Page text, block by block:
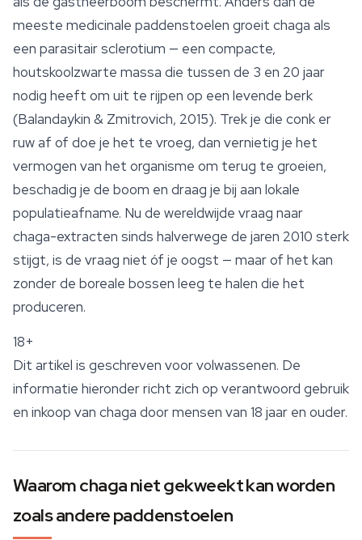
meeste medicinale paddenstoelen groeit chaga als
een parasitair sclerotium — een compacte,
houtskoolzwarte massa die tussen de 3 en 20 jaar
nodig heeft om uit te rijpen op een levende berk
(Balandaykin & Zmitrovich, 2015). Trek je die conk er
ruw af of doe je het te vroeg, dan vernietig je het
vermogen van het organisme om terug te groeien,
beschadig je de boom en draag je bij aan lokale
populatieafname. Nu de wereldwijde vraag naar
chaga-extracten sinds halverwege de jaren 2010 sterk
stijgt, is de vraag niet óf je oogst — maar of het kan
zonder de boreale bossen leeg te halen die het
produceren.
18+
Dit artikel is geschreven voor volwassenen. De
informatie hieronder richt zich op verantwoord gebruik
en inkoop van chaga door mensen van 18 jaar en ouder.
Waarom chaga niet gekweekt kan worden
zoals andere paddenstoelen